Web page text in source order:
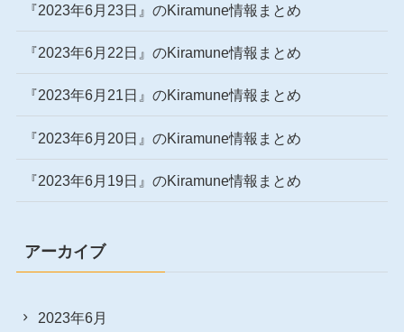
『2023年6月23日』のKiramune情報まとめ
『2023年6月22日』のKiramune情報まとめ
『2023年6月21日』のKiramune情報まとめ
『2023年6月20日』のKiramune情報まとめ
『2023年6月19日』のKiramune情報まとめ
アーカイブ
2023年6月